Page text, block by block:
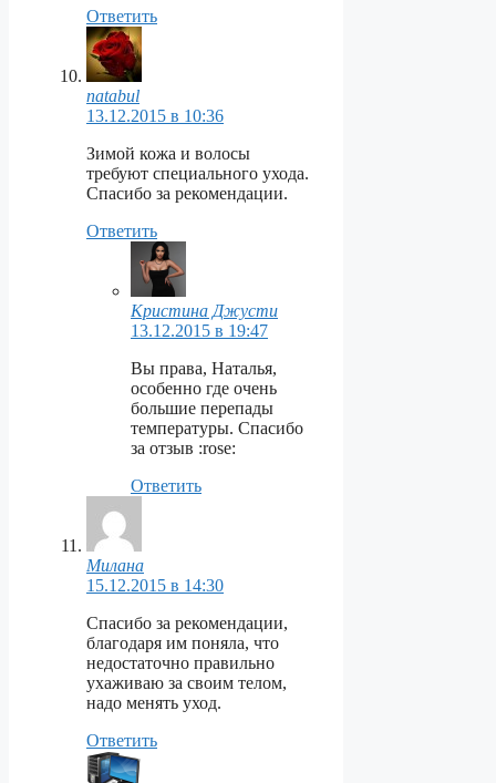
Ответить
natabul
13.12.2015 в 10:36
Зимой кожа и волосы
требуют специального ухода.
Спасибо за рекомендации.
Ответить
Кристина Джусти
13.12.2015 в 19:47
Вы права, Наталья,
особенно где очень
большие перепады
температуры. Спасибо
за отзыв :rose:
Ответить
Милана
15.12.2015 в 14:30
Спасибо за рекомендации,
благодаря им поняла, что
недостаточно правильно
ухаживаю за своим телом,
надо менять уход.
Ответить